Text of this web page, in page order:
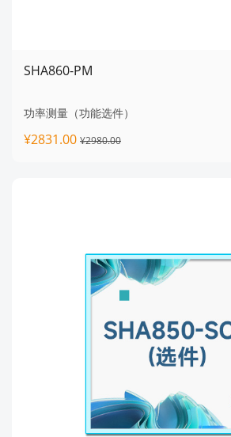
SHA860-PM
功率测量（功能选件）
¥2831.00 ¥2980.00